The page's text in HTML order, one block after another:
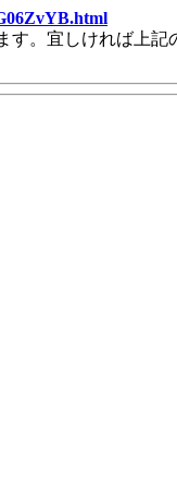
す。宜しければ上